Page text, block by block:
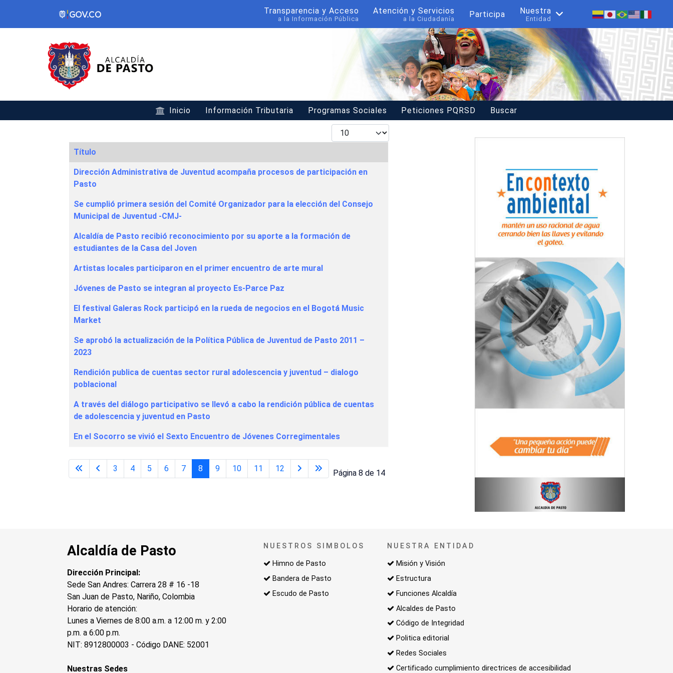
Transparencia y Acceso
a la Información Pública
Atención y Servicios
a la Ciudadanía Participa Nuestra
Entidad
Inicio Información Tributaria Programas Sociales Peticiones PQRSD
Buscar
Mostrar #
Articles
Título
Dirección Administrativa de Juventud acompaña procesos de participación en
Pasto
Se cumplió primera sesión del Comité Organizador para la elección del Consejo
Municipal de Juventud -CMJ-
Alcaldía de Pasto recibió reconocimiento por su aporte a la formación de
estudiantes de la Casa del Joven
Artistas locales participaron en el primer encuentro de arte mural
Jóvenes de Pasto se integran al proyecto Es-Parce Paz
El festival Galeras Rock participó en la rueda de negocios en el Bogotá Music
Market
Se aprobó la actualización de la Política Pública de Juventud de Pasto 2011 –
2023
Rendición publica de cuentas sector rural adolescencia y juventud – dialogo
poblacional
A través del diálogo participativo se llevó a cabo la rendición pública de cuentas
de adolescencia y juventud en Pasto
En el Socorro se vivió el Sexto Encuentro de Jóvenes Corregimentales
Página 8 de 14
3 4 5 6 7 8 9 10 11 12
Alcaldía de Pasto
Dirección Principal:
Sede San Andres: Carrera 28 # 16 -18
San Juan de Pasto, Nariño, Colombia
Horario de atención:
Lunes a Viernes de 8:00 a.m. a 12:00 m. y 2:00
p.m. a 6:00 p.m.
NIT: 8912800003 - Código DANE: 52001
Nuestras Sedes
NUESTROS SIMBOLOS
Himno de Pasto
Bandera de Pasto
Escudo de Pasto
NUESTRA ENTIDAD
Misión y Visión
Estructura
Funciones Alcaldía
Alcaldes de Pasto
Código de Integridad
Politica editorial
Redes Sociales
Certificado cumplimiento directrices de accesibilidad